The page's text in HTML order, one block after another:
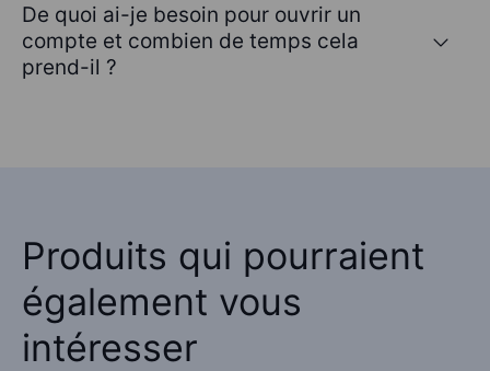
De quoi ai-je besoin pour ouvrir un
compte et combien de temps cela
prend-il ?
Produits qui pourraient
également vous
intéresser